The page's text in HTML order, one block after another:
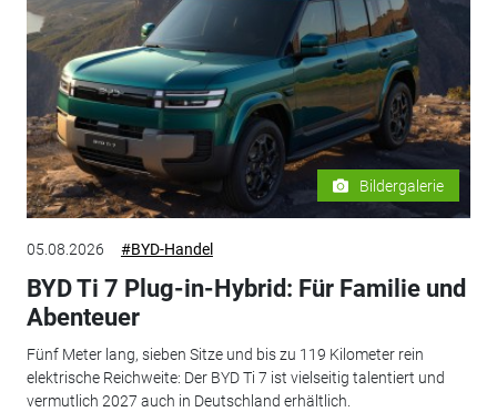
Bildergalerie
05.08.2026 #BYD-Handel
BYD Ti 7 Plug-in-Hybrid: Für Familie und
Abenteuer
Fünf Meter lang, sieben Sitze und bis zu 119 Kilometer rein
elektrische Reichweite: Der BYD Ti 7 ist vielseitig talentiert und
vermutlich 2027 auch in Deutschland erhältlich.